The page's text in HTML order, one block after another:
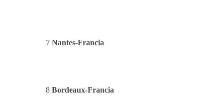
7 Nantes-Francia
8 Bordeaux-Francia